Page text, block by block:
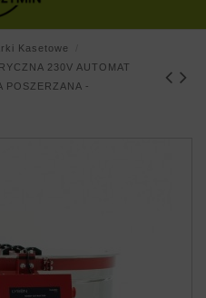
Kasetowe
230V AUTOMAT
POSZERZANA -